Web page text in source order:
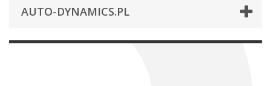
AUTO-DYNAMICS.PL